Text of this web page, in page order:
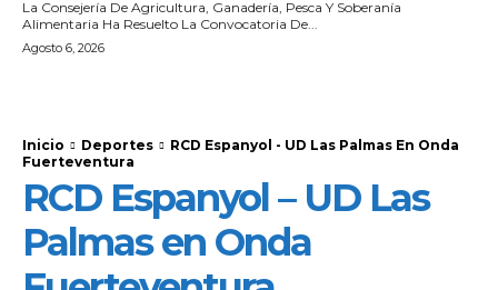
La Consejería De Agricultura, Ganadería, Pesca Y Soberanía
Alimentaria Ha Resuelto La Convocatoria De...
Agosto 6, 2026